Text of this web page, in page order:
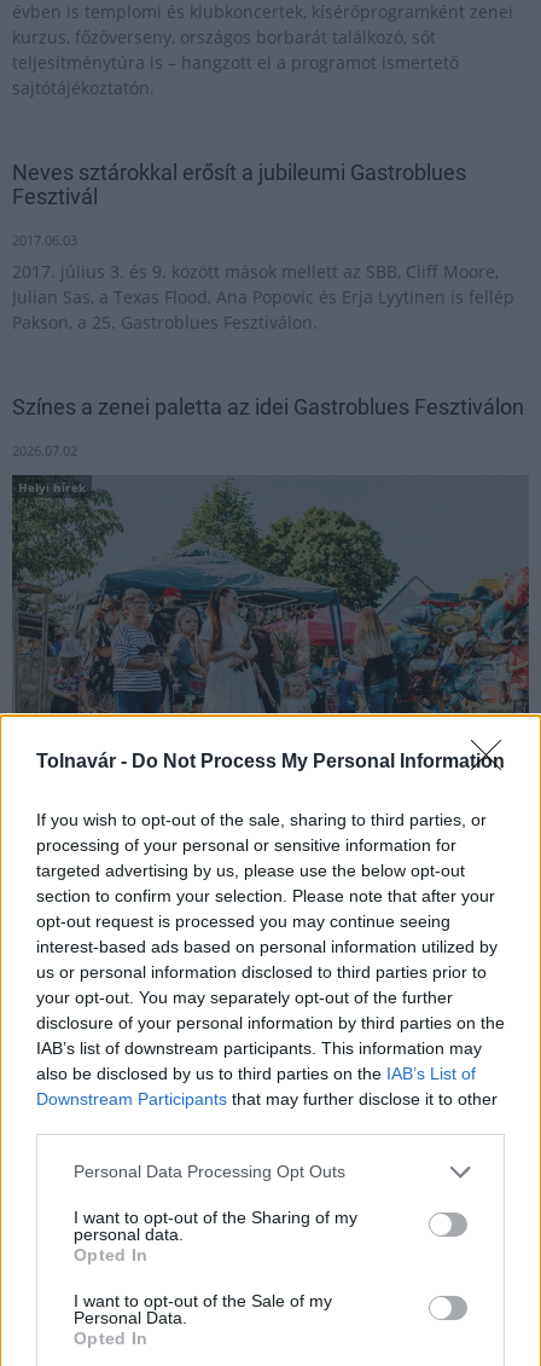
Tolnavár - Do Not Process My Personal Information
If you wish to opt-out of the sale, sharing to third parties, or
processing of your personal or sensitive information for
targeted advertising by us, please use the below opt-out
section to confirm your selection. Please note that after your
opt-out request is processed you may continue seeing
interest-based ads based on personal information utilized by
us or personal information disclosed to third parties prior to
your opt-out. You may separately opt-out of the further
disclosure of your personal information by third parties on the
IAB’s list of downstream participants. This information may
also be disclosed by us to third parties on the IAB’s List of
Downstream Participants that may further disclose it to other
Please note that this website/app uses one or more Google
not limited to your visit or usage behaviour. You may click to
grant or deny consent to Google and its third-party tags to
use your data for below specified purposes in below Google
consent section.
Personal Data Processing Opt Outs
I want to opt-out of the Sharing of my
personal data.
Opted In
I want to opt-out of the Sale of my
Personal Data.
Opted In
évben is templomi és klubkoncertek, kísérőprogramként zenei
kurzus, főzőverseny, országos borbarát találkozó, sőt
teljesítménytúra is – hangzott el a programot ismertető
sajtótájékoztatón.
Neves sztárokkal erősít a jubileumi Gastroblues
Fesztivál
2017.06.03
2017. július 3. és 9. között mások mellett az SBB, Cliff Moore,
Julian Sas, a Texas Flood, Ana Popovic és Erja Lyytinen is fellép
Pakson, a 25. Gastroblues Fesztiválon.
Színes a zenei paletta az idei Gastroblues Fesztiválon
2026.07.02
Helyi hírek
A nagyszínpadi koncertek pénteken indulnak.
Idén is várja a közönséget a paksi Nemzetközi
Gastroblues Fesztivál
2018.07.02
Koncertekkel, főzőversennyel, tradicionális magyar ételek és
italok bemutatójával, valamint külföldi és magyar előadókkal
várja a blues, dzsessz és rock zene kedvelőit július 2. és 8.
között a paksi Nemzetközi Gastroblues Fesztivál.
Öt színpadon ötven koncertet tartanak a 25. Gastroblues
Fesztiválon Pakson. A nagyszínpadi koncertek csütörtöktől